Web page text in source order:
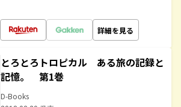
詳細を見る
とろとろトロピカル ある旅の記録と
記憶。 第1巻
D-Books